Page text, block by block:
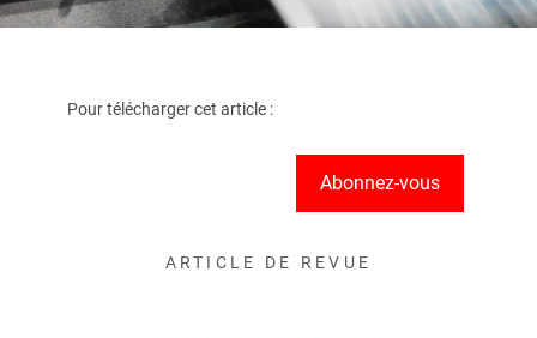
Pour télécharger cet article :
Abonnez-vous
ARTICLE DE REVUE